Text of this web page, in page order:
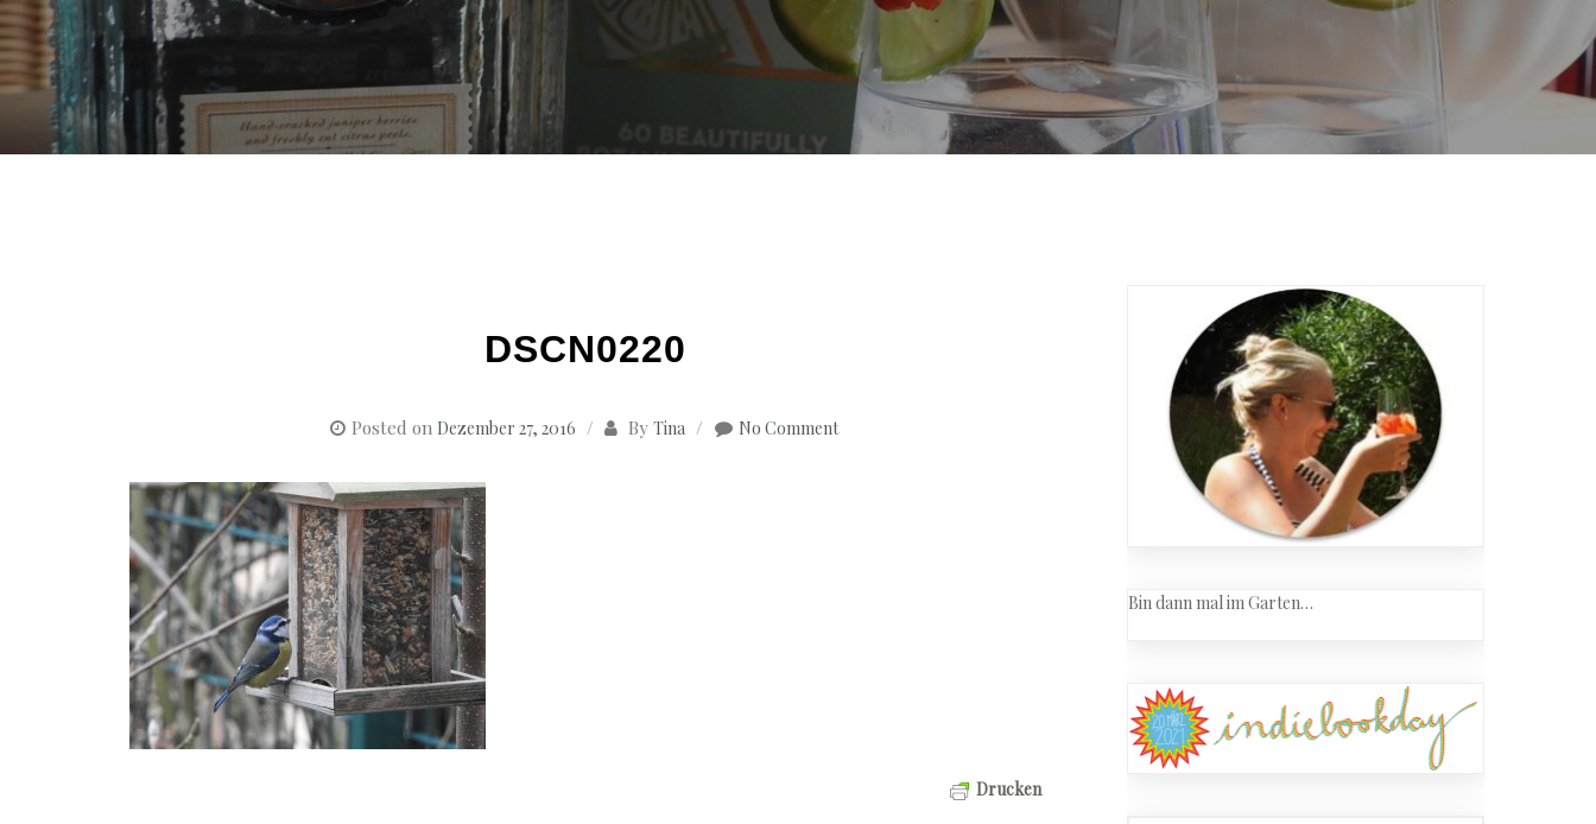
DSCN0220
Posted on Dezember 27, 2016 ByTina No Comment
Drucken
Bin dann mal im Garten…